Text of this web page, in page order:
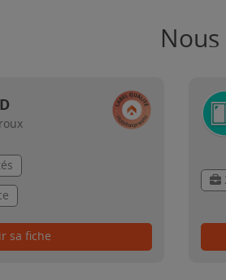
sa fiche